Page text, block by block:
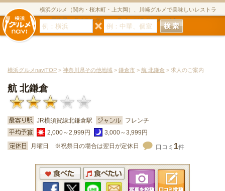
横浜グルメ（関内・桜木町・上大岡）、川崎グルメで美味しいレストラ
ン・居酒屋・ダイニングバー・スイーツのグルメサイト
横浜グルメnaviTOP > 神奈川県その他地域 > 鎌倉市 > 航 北鎌倉 > 求人のご案内
航 北鎌倉
JR横須賀線北鎌倉駅
フレンチ
2,000～2,999円
3,000～3,999円
月曜日 ※祝祭日の場合は翌日が定休日
口コミ 1件